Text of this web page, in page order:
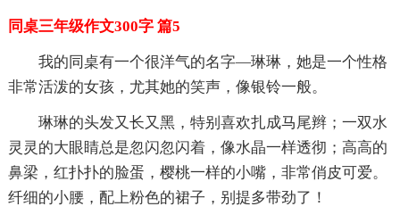
同桌三年级作文300字 篇5
我的同桌有一个很洋气的名字—琳琳，她是一个性格
非常活泼的女孩，尤其她的笑声，像银铃一般。
琳琳的头发又长又黑，特别喜欢扎成马尾辫；一双水
灵灵的大眼睛总是忽闪忽闪着，像水晶一样透彻；高高的
鼻梁，红扑扑的脸蛋，樱桃一样的小嘴，非常俏皮可爱。
纤细的小腰，配上粉色的裙子，别提多带劲了！